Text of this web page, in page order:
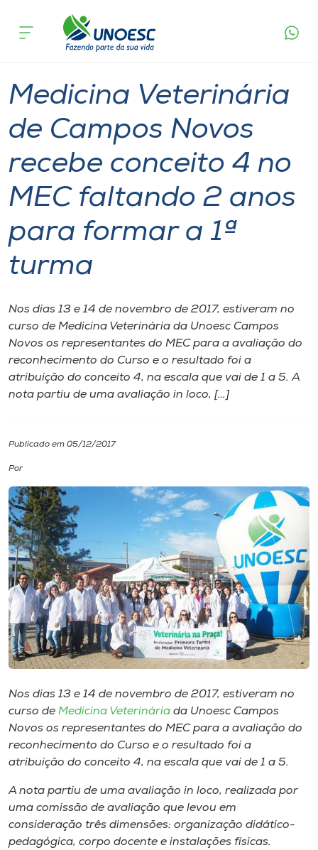
Cursos
Pesquisa
Atendimento ao Estudante
Portal de Ensino
A
Unoesc
Internacionalização
I.nova
Diplomados
Biblioteca
Editora
Rádio
Museu
Selecione
A+
acontece
a 1ª turma
Medicina Veterinária
de Campos Novos
recebe conceito 4 no
MEC faltando 2 anos
para formar a 1ª
turma
Nos dias 13 e 14 de novembro de 2017, estiveram no
curso de Medicina Veterinária da Unoesc Campos
Novos os representantes do MEC para a avaliação do
reconhecimento do Curso e o resultado foi a
atribuição do conceito 4, na escala que vai de 1 a 5. A
nota partiu de uma avaliação in loco, […]
Publicado em 05/12/2017
Por
Nos dias 13 e 14 de novembro de 2017, estiveram no
curso de Medicina Veterinária da Unoesc Campos
Novos os representantes do MEC para a avaliação do
reconhecimento do Curso e o resultado foi a
atribuição do conceito 4, na escala que vai de 1 a 5.
A nota partiu de uma avaliação in loco, realizada por
uma comissão de avaliação que levou em
consideração três dimensões: organização didático-
pedagógica, corpo docente e instalações físicas.